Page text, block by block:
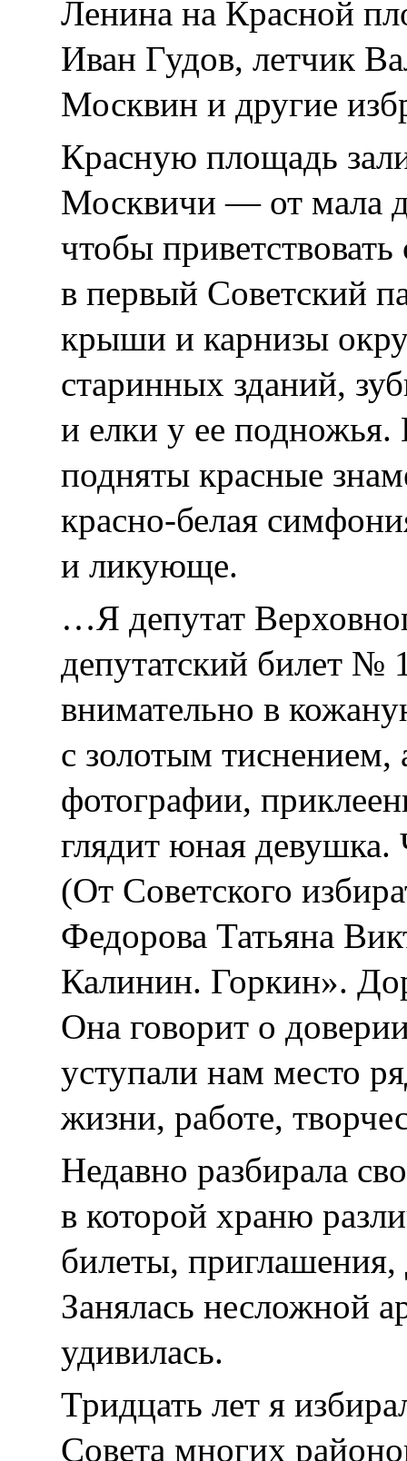
Ленина на Красной
Иван Гудов, летчик
Москвин и другие
Красную площадь
Москвичи — от мала
чтобы
в первый Советский
крыши и карнизы
старинных зданий,
и елки у ее
подняты красные
красно-белая
и ликующе.
…Я депутат
депутатский билет №
внимательно в
с золотым тиснением,
фотографии,
глядит юная
(От Советского
Федорова Татьяна
Калинин. Горкин».
Она говорит о
уступали нам место
жизни, работе,
Недавно разбирала
в которой храню
билеты, приглашения,
Занялась несложной
удивилась.
Тридцать лет я
Совета многих